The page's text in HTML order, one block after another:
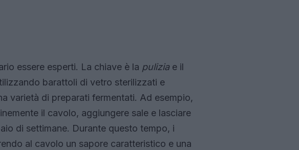
essere esperti. La chiave è la puliziae il
barattoli di vetro sterilizzati e
varietà di preparati fermentati. Ad esempio,
il cavolo, aggiungere sale e lasciare
di settimane. Durante questo tempo, i
al cavolo un sapore caratteristico e una